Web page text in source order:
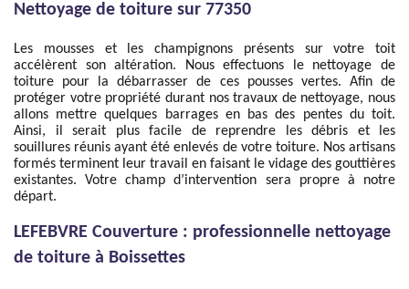
Nettoyage de toiture sur 77350
Les mousses et les champignons présents sur votre toit
accélèrent son altération. Nous effectuons le nettoyage de
toiture pour la débarrasser de ces pousses vertes. Afin de
protéger votre propriété durant nos travaux de nettoyage, nous
allons mettre quelques barrages en bas des pentes du toit.
Ainsi, il serait plus facile de reprendre les débris et les
souillures réunis ayant été enlevés de votre toiture. Nos artisans
formés terminent leur travail en faisant le vidage des gouttières
existantes. Votre champ d’intervention sera propre à notre
départ.
LEFEBVRE Couverture : professionnelle nettoyage
de toiture à Boissettes